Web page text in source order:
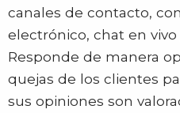
canales de contacto,
electrónico, chat en vivo
Responde de manera
quejas de los clientes
sus opiniones son